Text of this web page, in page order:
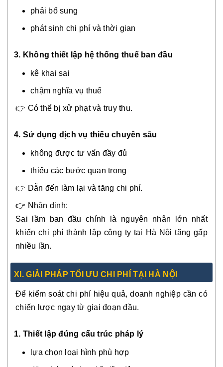
phải bổ sung
phát sinh chi phí và thời gian
3. Không thiết lập hệ thống thuế ban đầu
kê khai sai
chậm nghĩa vụ thuế
👉 Có thể bị xử phạt và truy thu.
4. Sử dụng dịch vụ thiếu chuyên sâu
không được tư vấn đầy đủ
thiếu các bước quan trọng
👉 Dẫn đến làm lại và tăng chi phí.
👉 Nhận định:
Sai lầm ban đầu chính là nguyên nhân lớn nhất
khiến chi phí thành lập công ty tại Hà Nội tăng gấp
nhiều lần.
X I. GIẢI PHÁP TỐI ƯU CHI PHÍ TẠI HÀ NỘI
Để kiểm soát chi phí hiệu quả, doanh nghiệp cần có
chiến lược ngay từ giai đoạn đầu.
1. Thiết lập đúng cấu trúc pháp lý
lựa chọn loại hình phù hợp